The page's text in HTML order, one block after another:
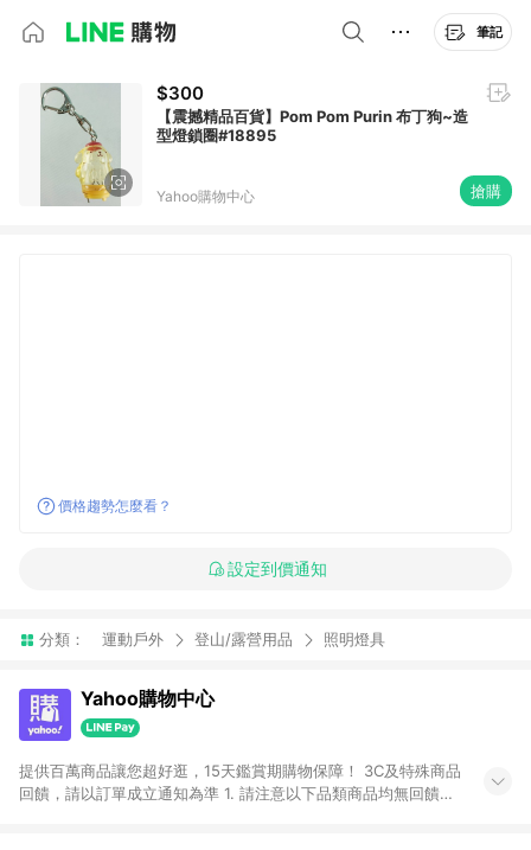
筆記
$300
【震撼精品百貨】Pom Pom Purin 布丁狗~造
型燈鎖圈#18895
Yahoo購物中心 搶購
價格趨勢怎麼看？
設定到價通知
分類： 運動戶外 登山/露營用品 照明燈具
Yahoo購物中心
提供百萬商品讓您超好逛，15天鑑賞期購物保障！ 3C及特殊商品
回饋，請以訂單成立通知為準 1. 請注意以下品類商品均無回饋：